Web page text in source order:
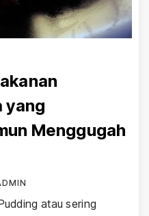
yang
Menggugah
atau sering